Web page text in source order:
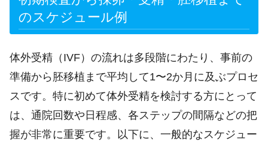
のスケジュール例
体外受精（IVF）の流れは多段階にわたり、事前の
準備から胚移植まで平均して1〜2か月に及ぶプロセ
スです。特に初めて体外受精を検討する方にとって
は、通院回数や日程感、各ステップの間隔などの把
握が非常に重要です。以下に、一般的なスケジュー